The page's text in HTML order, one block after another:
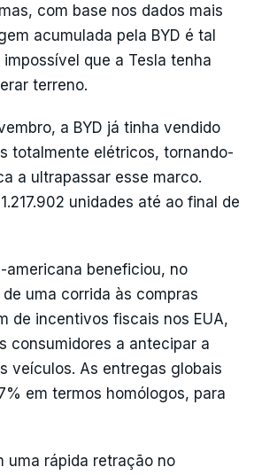
com base nos dados mais
acumulada pela BYD é tal
que a Tesla tenha
terreno.
a BYD já tinha vendido
totalmente elétricos, tornando-
a ultrapassar esse marco.
unidades até ao final de
americana beneficiou, no
uma corrida às compras
de incentivos fiscais nos EUA,
consumidores a antecipar a
veículos. As entregas globais
em termos homólogos, para
uma rápida retração no